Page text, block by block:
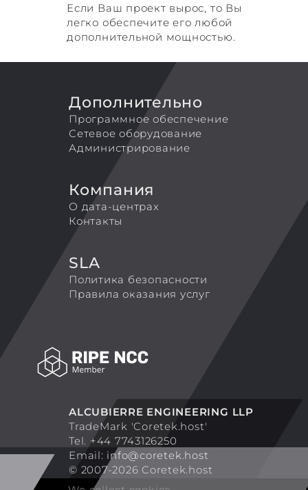
Если Ваш проект вырос, то Вы
легко обеспечите его любой
дополнительной мощностью.
ALCUBIERRE ENGINEERING LLP
TradeMark 'Coretek.host'
Tel. +44 7743126250
Email: info@coretek.host
© 2007-2026 Coretek.host
Дополнительно
Программное обеспечение
Сетевое оборудование
Администрирование
Компания
О дата-центрах
Контакты
SLA
Политика безопасности
Правила оказания услуг